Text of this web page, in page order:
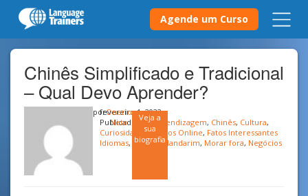
Agende um Curso
Chinês Simplificado e Tradicional
– Qual Devo Aprender?
porOnerio
Neto
Veja a
sua
biografia
fevereiro 1, 2022
Publicado emAprendizagem, Chinês, Cultura,
Curiosidades,Cursos Online, Fatos Interessantes
Idiomas, Idioma,Mandarim, Morar fora, Negócios